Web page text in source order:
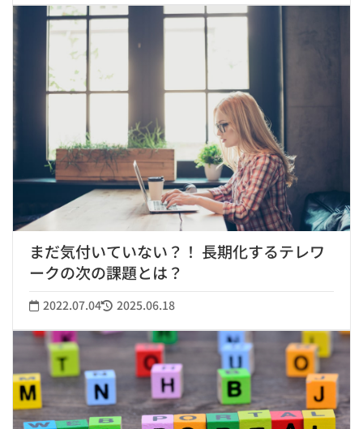
まだ気付いていない？！ 長期化するテレワ
ークの次の課題とは？
2022.07.04 2025.06.18